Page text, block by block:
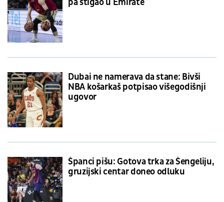
Dubai ne namerava da stane: Bivši
NBA košarkaš potpisao višegodišnji
ugovor
Španci pišu: Gotova trka za Šengeliju,
gruzijski centar doneo odluku